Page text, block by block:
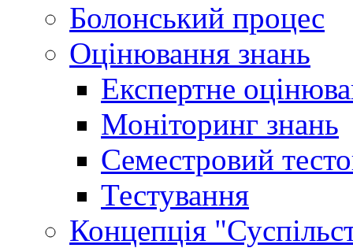
Болонський процес
Оцінювання знань
Експертне
Моніторинг знань
Семестровий
Тестування
Концепція